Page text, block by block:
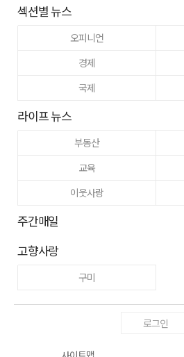
섹션별 뉴스
오피니언
경제
국제
라이프 뉴스
부동산
교육
이웃사랑
주간매일
고향사랑
구미
로그인